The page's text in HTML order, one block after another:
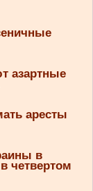
азартные
аресты
в
четвертом